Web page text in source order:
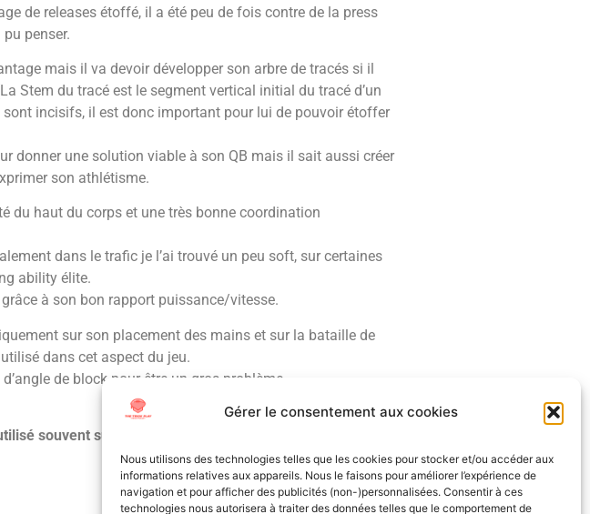
Gérer le consentement aux cookies
Nous utilisons des technologies telles que les cookies pour stocker et/ou accéder aux
informations relatives aux appareils. Nous le faisons pour améliorer l’expérience de
navigation et pour afficher des publicités (non-)personnalisées. Consentir à ces
technologies nous autorisera à traiter des données telles que le comportement de
de releases étoffé, il a été peu de fois contre de la press
penser.
mais il va devoir développer son arbre de tracés si il
Stem du tracé est le segment vertical initial du tracé d’un
sont incisifs, il est donc important pour lui de pouvoir étoffer
donner une solution viable à son QB mais il sait aussi créer
son athlétisme.
du haut du corps et une très bonne coordination
dans le trafic je l’ai trouvé un peu soft, sur certaines
ability élite.
à son bon rapport puissance/vitesse.
sur son placement des mains et sur la bataille de
dans cet aspect du jeu.
de block pour être un gros problème.
souvent sur le run block.